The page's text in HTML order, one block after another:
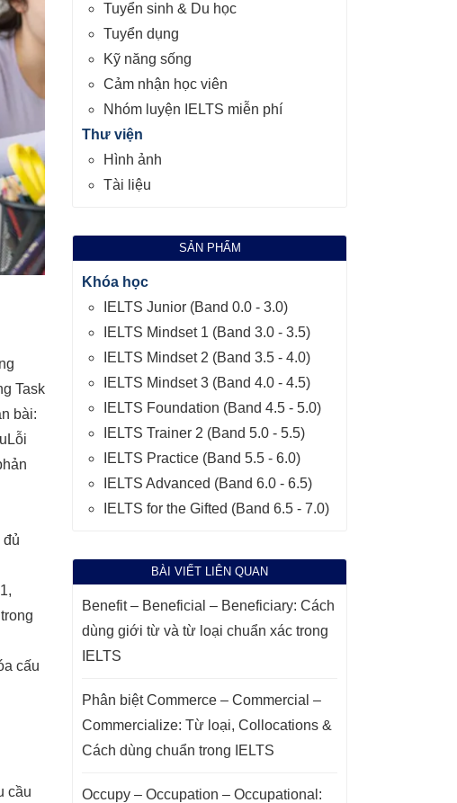
Task
bài:
Lỗi
đủ
cấu
cầu
Tuyển sinh & Du học
Tuyển dụng
Kỹ năng sống
Cảm nhận học viên
Nhóm luyện IELTS miễn phí
Thư viện
Hình ảnh
Tài liệu
SẢN PHẨM
Khóa học
IELTS Junior (Band 0.0 - 3.0)
IELTS Mindset 1 (Band 3.0 - 3.5)
IELTS Mindset 2 (Band 3.5 - 4.0)
IELTS Mindset 3 (Band 4.0 - 4.5)
IELTS Foundation (Band 4.5 - 5.0)
IELTS Trainer 2 (Band 5.0 - 5.5)
IELTS Practice (Band 5.5 - 6.0)
IELTS Advanced (Band 6.0 - 6.5)
IELTS for the Gifted (Band 6.5 - 7.0)
BÀI VIẾT LIÊN QUAN
Benefit – Beneficial – Beneficiary: Cách
dùng giới từ và từ loại chuẩn xác trong
IELTS
Phân biệt Commerce – Commercial –
Commercialize: Từ loại, Collocations &
Cách dùng chuẩn trong IELTS
Occupy – Occupation – Occupational: